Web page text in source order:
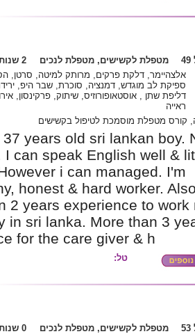
מטפלת לקשישים, מטפלת לנכים
2 שנות נסיון
אלצהיימר, דלקת פרקים, מרותק למיטה, סרטן,
ספיקת לב מוגדש, דמנציה, סוכרת, שבר היפ,
דליפת שתן , אוסטאופורוזיס, שיתוק, פרקינסון,
ראייה
קורס מטפלת מוסמכת לטיפול בקשישים
37 years old sri lankan boy.
I can speak English well &
i can managed. I'm
honest & hard worker.
2 years experience to work
in sri lanka. More than 3
for the care giver & h
טל:
מטפלת לקשישים, מטפלת לנכים
0 שנות נסיון